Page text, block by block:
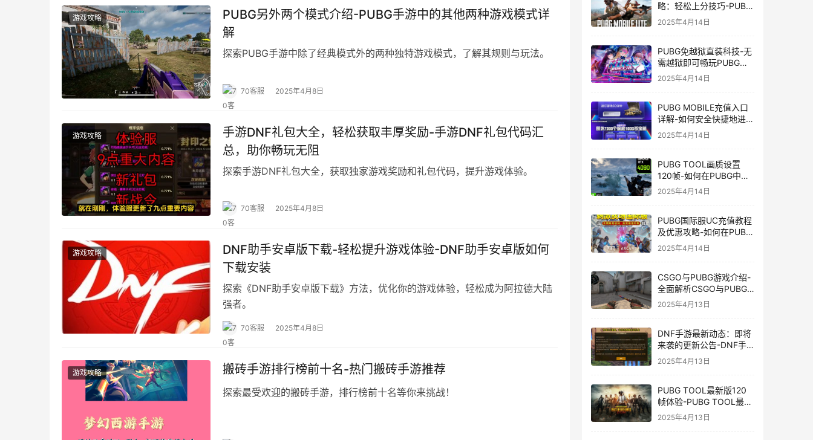
游戏攻略
PUBG另外两个模式介绍-PUBG手游中的其他两种游戏模式详
解
探索PUBG手游中除了经典模式外的两种独特游戏模式，了解其规则与玩法。
70客服 2025年4月8日
游戏攻略
手游DNF礼包大全，轻松获取丰厚奖励-手游DNF礼包代码汇
总，助你畅玩无阻
探索手游DNF礼包大全，获取独家游戏奖励和礼包代码，提升游戏体验。
70客服 2025年4月8日
游戏攻略
DNF助手安卓版下载-轻松提升游戏体验-DNF助手安卓版如何
下载安装
探索《DNF助手安卓版下载》方法，优化你的游戏体验，轻松成为阿拉德大陆
强者。
70客服 2025年4月8日
游戏攻略 搬砖手游排行榜前十名-热门搬砖手游推荐
探索最受欢迎的搬砖手游，排行榜前十名等你来挑战！
略：轻松上分技巧-PUBG
绝地求生国际服新手入门
2025年4月14日
PUBG免越狱直装科技-无
需越狱即可畅玩PUBG的
安装技巧
2025年4月14日
PUBG MOBILE充值入口
详解-如何安全快捷地进行
PUBG MOBILE充值
2025年4月14日
PUBG TOOL画质设置
120帧-如何在PUBG中使
用PUBG TOOL实现120
2025年4月14日
PUBG国际服UC充值教程
及优惠攻略-如何在PUBG
国际服中进行高效且安全
的UC充值
2025年4月14日
CSGO与PUBG游戏介绍-
全面解析CSGO与PUBG
这两款热门射击游戏
2025年4月13日
DNF手游最新动态：即将
来袭的更新公告-DNF手
游最新消息与更新时间表
2025年4月13日
PUBG TOOL最新版120
帧体验-PUBG TOOL最新
版120帧游戏体验优化
2025年4月13日